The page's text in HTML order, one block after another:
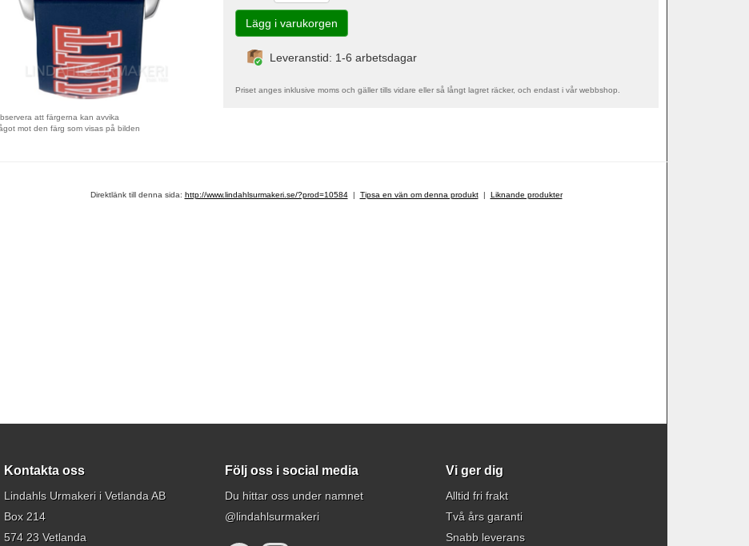
att färgerna kan avvika
mot den färg som visas på bilden
Leveranstid: 1-6 arbetsdagar
Priset anges inklusive moms och gäller tills vidare eller så långt lagret räcker, och endast i vår webbshop.
Direktlänk till denna sida: http://www.lindahlsurmakeri.se/?prod=10584 Tipsa en vän om denna produkt Liknande produkter
Kontakta oss
Lindahls Urmakeri i Vetlanda AB
Box 214
574 23 Vetlanda
Följ oss i social media
Du hittar oss under namnet
@lindahlsurmakeri
Vi ger dig
Alltid fri frakt
Två års garanti
Snabb leverans